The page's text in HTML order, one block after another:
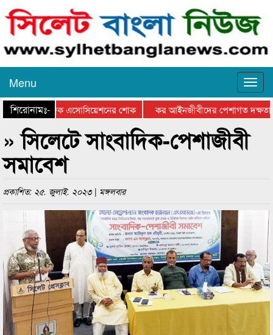
Menu
শিরোনামঃ-
সিলেট মিউজিক এসোসিয়েশনের শোক কর আইনজীবীদের পেশাগত দক্ষতা
» সিলেটে সাংবাদিক-পেশাজীবী
সমাবেশ
প্রকাশিত: ২৫. জুলাই. ২০২৩ | মঙ্গলবার